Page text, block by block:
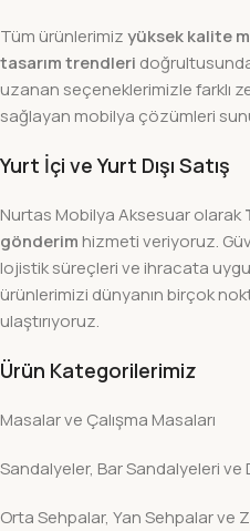
Tüm ürünlerimizyüksek kalite
tasarım trendleri
uzanan seçeneklerimizle farklı
sağlayan mobilya çözümleri
Yurt İçi ve Yurt Dışı Satış
Nurtas Mobilya Aksesuar olarak
gönderim hizmeti veriyoruz.
lojistik süreçleri ve ihracata
ürünlerimizi dünyanın birçok
ulaştırıyoruz.
Ürün Kategorilerimiz
Masalar ve Çalışma Masaları
Sandalyeler, Bar Sandalyeleri
Orta Sehpalar, Yan Sehpalar ve